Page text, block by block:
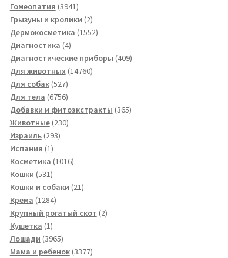
Гомеопатия 39413941
товар
Грызуны и кролики 22
товара
Дермокосметика 15521552
Диагностика 44
товара
Диагностические приборы 409409
Для животных 1476014760
Для собак 527527
товаров
Для тела 67566756
товаров
Добавки и фитоэкстракты 365365
Животные 230230
Израиль 293293
Испания 11
товар
Косметика 10161016
Кошки 531531
товар
Кошки и собаки 2121
Крема 12841284
товара
Крупный рогатый скот 22
Кушетка 11
товар
Лошади 39653965
товаров
Мама и ребенок 33773377